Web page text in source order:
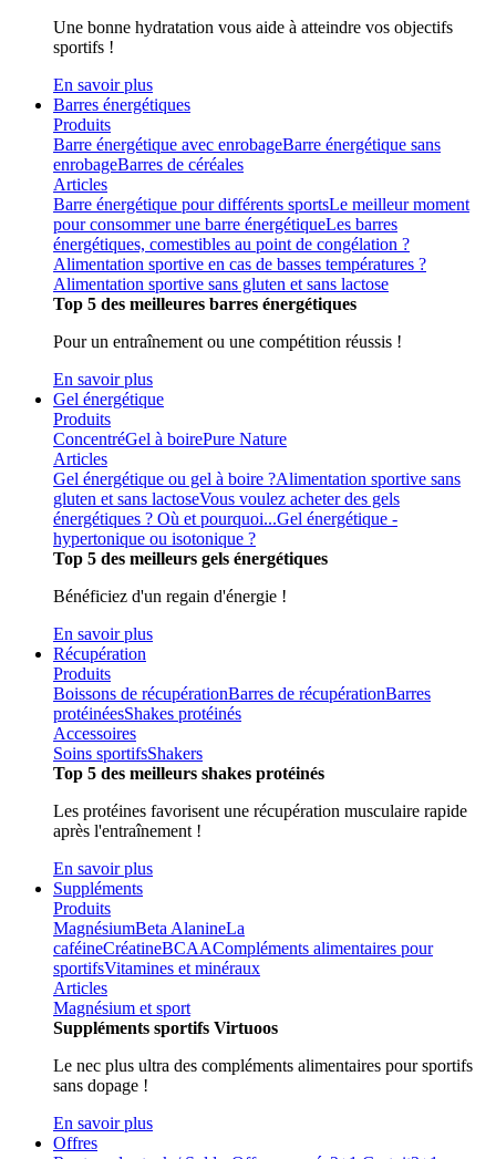
Une bonne hydratation vous aide à atteindre vos objectifs
sportifs !
En savoir plus
Barres énergétiques
Produits
Barre énergétique avec enrobageBarre énergétique sans
enrobageBarres de céréales
Articles
Barre énergétique pour différents sportsLe meilleur moment
pour consommer une barre énergétiqueLes barres
énergétiques, comestibles au point de congélation ?
Alimentation sportive en cas de basses températures ?
Alimentation sportive sans gluten et sans lactose
Top 5 des meilleures barres énergétiques
Pour un entraînement ou une compétition réussis !
En savoir plus
Gel énergétique
Produits
ConcentréGel à boirePure Nature
Articles
Gel énergétique ou gel à boire ?Alimentation sportive sans
gluten et sans lactoseVous voulez acheter des gels
énergétiques ? Où et pourquoi...Gel énergétique -
hypertonique ou isotonique ?
Top 5 des meilleurs gels énergétiques
Bénéficiez d'un regain d'énergie !
En savoir plus
Récupération
Produits
Boissons de récupérationBarres de récupérationBarres
protéinéesShakes protéinés
Accessoires
Soins sportifsShakers
Top 5 des meilleurs shakes protéinés
Les protéines favorisent une récupération musculaire rapide
après l'entraînement !
En savoir plus
Suppléments
Produits
MagnésiumBeta AlanineLa
caféineCréatineBCAACompléments alimentaires pour
sportifsVitamines et minéraux
Articles
Magnésium et sport
Suppléments sportifs Virtuoos
Le nec plus ultra des compléments alimentaires pour sportifs
sans dopage !
En savoir plus
Offres